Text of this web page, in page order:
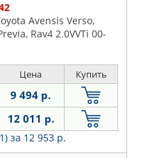
Avensis Verso,
Rav4 2.0VVTi 00-
Цена Купить
9 494 р.
12 011 р.
за 12 953 р.